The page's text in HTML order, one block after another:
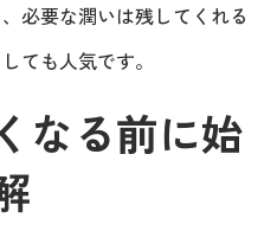
必要な潤いは残してくれる
ても人気です。
なる前に始